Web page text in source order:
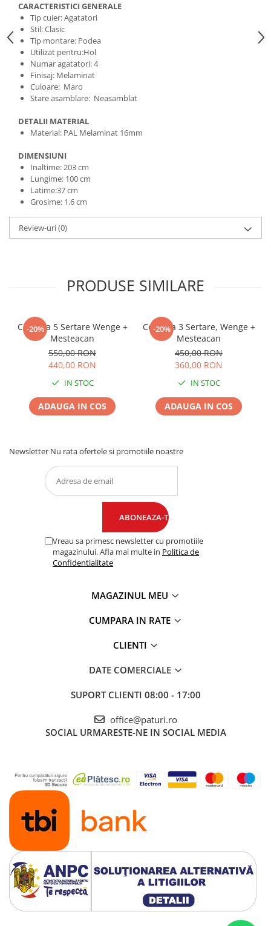
CARACTERISTICI GENERALE
Tip cuier: Agatatori
Stil: Clasic
Tip montare: Podea
Utilizat pentru:Hol
Numar agatatori: 4
Finisaj: Melaminat
Culoare: Maro
Stare asamblare: Neasamblat
DETALII MATERIAL
Material: PAL Melaminat 16mm
DIMENSIUNI
Inaltime: 203 cm
Lungime: 100 cm
Latime:37 cm
Grosime: 1.6 cm
Review-uri(0)
PRODUSE SIMILARE
-20%
Comoda 5 Sertare Wenge +
Mesteacan
550,00 RON
440,00 RON
IN STOC
ADAUGA IN COS
-20%
Comoda 3 Sertare, Wenge +
Mesteacan
450,00 RON
360,00 RON
IN STOC
ADAUGA IN COS
Newsletter Nu rata ofertele si promotiile noastre
Vreau sa primesc newsletter cu promotiile
magazinului. Afla mai multe in Politica de
Confidentialitate
MAGAZINUL MEU
CUMPARA IN RATE
CLIENTI
DATE COMERCIALE
SUPORT CLIENTI 08:00 - 17:00
office@paturi.ro
SOCIAL URMARESTE-NE IN SOCIAL MEDIA